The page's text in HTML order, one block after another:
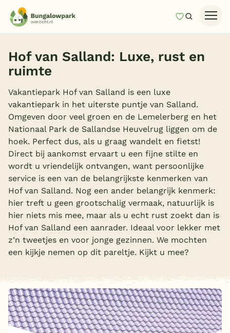
MijnZoeken
Last minutes
Zomervakantie
Nazomeren
Vakantiehuizen
Vakantiepark keuzehulp
Onze vakantiegidsen
Vakantieparken
Subtropisch zwembad
Overdekt zwembad
Alle populaire faciliteiten
Keuzehulp
Hof van Salland: Luxe, rust en
ruimte
Vakantiepark Hof van Salland is een luxe
vakantiepark in het uiterste puntje van Salland.
Omgeven door veel groen en de Lemelerberg en het
Nationaal Park de Sallandse Heuvelrug liggen om de
hoek. Perfect dus, als u graag wandelt en fietst!
Direct bij aankomst ervaart u een fijne stilte en
wordt u vriendelijk ontvangen, want persoonlijke
service is een van de belangrijkste kenmerken van
Hof van Salland. Nog een ander belangrijk kenmerk:
hier treft u geen grootschalig vermaak, natuurlijk is
hier niets mis mee, maar als u echt rust zoekt dan is
Hof van Salland een aanrader. Ideaal voor lekker met
z’n tweetjes en voor jonge gezinnen. We mochten
een kijkje nemen op dit pareltje. Kijkt u mee?